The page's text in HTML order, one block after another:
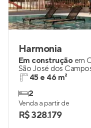
Harmonia
Em construção em
São José dos
45 e 46 m²
2
Venda a partir de
R$ 328.179